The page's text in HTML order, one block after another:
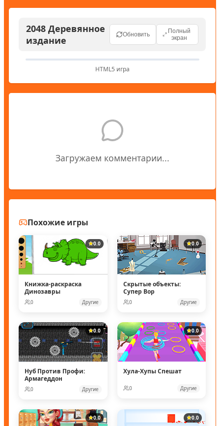
2048 Деревянное
издание
Обновить
Полный
экран
HTML5 игра
Загружаем комментарии...
Похожие игры
0.0
Книжка-раскраска
Динозавры
0 Другие
0.0
Скрытые объекты:
Супер Вор
0 Другие
0.0
Нуб Против Профи:
Армагеддон
0 Другие
0.0
Хула-Хупы Спешат
0 Другие
0.0 0.0